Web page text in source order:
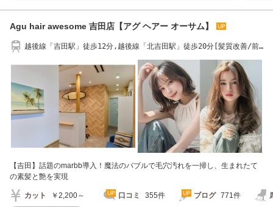
Agu hair awesome 吉田店【アグ ヘアー オーサム】
越後線「吉田駅」徒歩12分,越後線「北吉田駅」徒歩20分[髪質改善/前
【吉田】話題のmarbb導入！魔法のバブルで毛穴汚れを一掃し、生まれたて
の素髪と艶を実現
カット ￥2,200～ 口コミ 355件 ブログ 771件